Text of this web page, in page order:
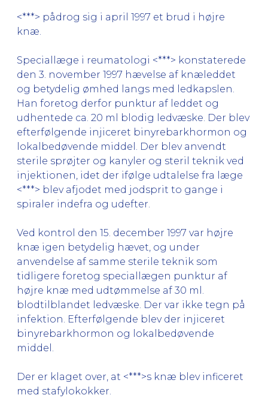
<***> pådrog sig i april 1997 et brud i højre
knæ.
Speciallæge i reumatologi <***> konstaterede
den 3. november 1997 hævelse af knæleddet
og betydelig ømhed langs med ledkapslen.
Han foretog derfor punktur af leddet og
udhentede ca. 20 ml blodig ledvæske. Der blev
efterfølgende injiceret binyrebarkhormon og
lokalbedøvende middel. Der blev anvendt
sterile sprøjter og kanyler og steril teknik ved
injektionen, idet der ifølge udtalelse fra læge
<***> blev afjodet med jodsprit to gange i
spiraler indefra og udefter.
Ved kontrol den 15. december 1997 var højre
knæ igen betydelig hævet, og under
anvendelse af samme sterile teknik som
tidligere foretog speciallægen punktur af
højre knæ med udtømmelse af 30 ml.
blodtilblandet ledvæske. Der var ikke tegn på
infektion. Efterfølgende blev der injiceret
binyrebarkhormon og lokalbedøvende
middel.
Der er klaget over, at <***>s knæ blev inficeret
med stafylokokker.